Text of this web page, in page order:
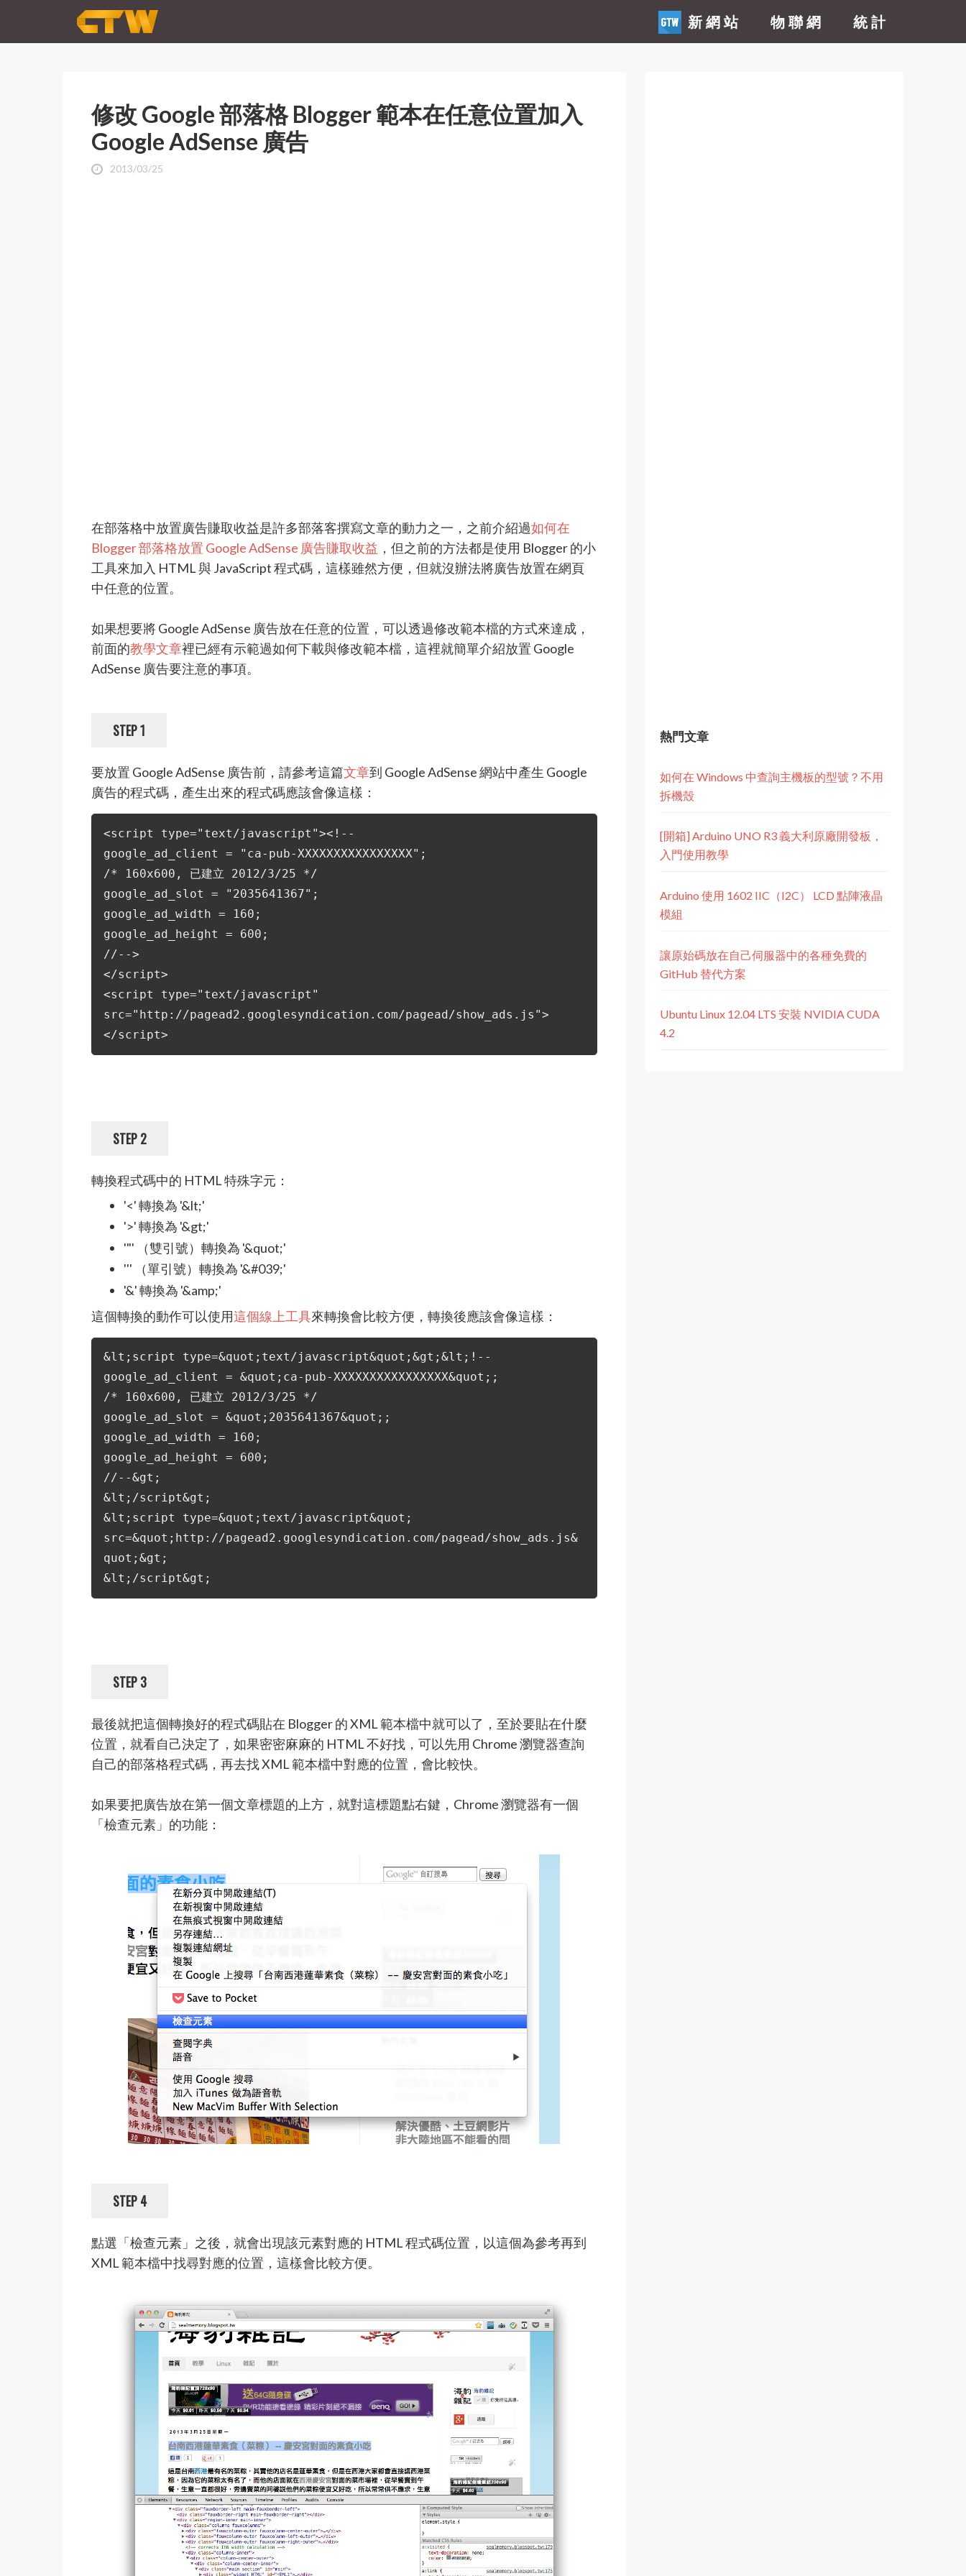
新網站 物聯網 統計
修改 Google 部落格 Blogger 範本在任意位置加入
Google AdSense 廣告
2013/03/25
在部落格中放置廣告賺取收益是許多部落客撰寫文章的動力之一，之前介紹過如何在
Blogger 部落格放置 Google AdSense 廣告賺取收益 ，但之前的方法都是使用 Blogger 的小
工具來加入 HTML 與 JavaScript 程式碼，這樣雖然方便，但就沒辦法將廣告放置在網頁
中任意的位置。
如果想要將 Google AdSense 廣告放在任意的位置，可以透過修改範本檔的方式來達成，
前面的教學文章裡已經有示範過如何下載與修改範本檔，這裡就簡單介紹放置 Google
AdSense 廣告要注意的事項。
STEP 1
要放置 Google AdSense 廣告前，請參考這篇文章到 Google AdSense 網站中產生 Google
廣告的程式碼，產生出來的程式碼應該會像這樣：
<script type="text/javascript"><!--
google_ad_client = "ca-pub-XXXXXXXXXXXXXXXX";
/* 160x600, 已建立 2012/3/25 */
google_ad_slot = "2035641367";
google_ad_width = 160;
google_ad_height = 600;
//-->
</script>
<script type="text/javascript"
src="http://pagead2.googlesyndication.com/pagead/show_ads.js">
</script>
STEP 2
轉換程式碼中的 HTML 特殊字元：
'<' 轉換為 '&lt;'
'>' 轉換為 '&gt;'
'"' （雙引號）轉換為 '&quot;'
''' （單引號）轉換為 '&#039;'
'&' 轉換為 '&amp;'
這個轉換的動作可以使用這個線上工具來轉換會比較方便，轉換後應該會像這樣：
&lt;script type=&quot;text/javascript&quot;&gt;&lt;!--
google_ad_client = &quot;ca-pub-XXXXXXXXXXXXXXXX&quot;;
/* 160x600, 已建立 2012/3/25 */
google_ad_slot = &quot;2035641367&quot;;
google_ad_width = 160;
google_ad_height = 600;
//--&gt;
&lt;/script&gt;
&lt;script type=&quot;text/javascript&quot;
src=&quot;http://pagead2.googlesyndication.com/pagead/show_ads.js&
quot;&gt;
&lt;/script&gt;
STEP 3
最後就把這個轉換好的程式碼貼在 Blogger 的 XML 範本檔中就可以了，至於要貼在什麼
位置，就看自己決定了，如果密密麻麻的 HTML 不好找，可以先用 Chrome 瀏覽器查詢
自己的部落格程式碼，再去找 XML 範本檔中對應的位置，會比較快。
如果要把廣告放在第一個文章標題的上方，就對這標題點右鍵，Chrome 瀏覽器有一個
「檢查元素」的功能：
STEP 4
點選「檢查元素」之後，就會出現該元素對應的 HTML 程式碼位置，以這個為參考再到
XML 範本檔中找尋對應的位置，這樣會比較方便。
熱門文章
如何在 Windows 中查詢主機板的型號？不用
拆機殼
[開箱] Arduino UNO R3 義大利原廠開發板，
入門使用教學
Arduino 使用 1602 IIC（I2C） LCD 點陣液晶
模組
讓原始碼放在自己伺服器中的各種免費的
GitHub 替代方案
Ubuntu Linux 12.04 LTS 安裝 NVIDIA CUDA
4.2